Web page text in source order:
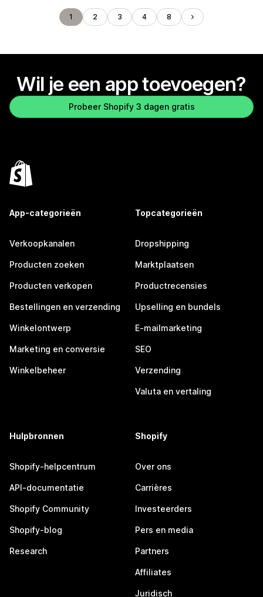
1 2 3 4 8
Wil je een app toevoegen?
Probeer Shopify 3 dagen gratis
App-categorieën
Verkoopkanalen
Producten zoeken
Producten verkopen
Bestellingen en verzending
Winkelontwerp
Marketing en conversie
Winkelbeheer
Topcategorieën
Dropshipping
Marktplaatsen
Productrecensies
Upselling en bundels
E-mailmarketing
SEO
Verzending
Valuta en vertaling
Hulpbronnen
Shopify-helpcentrum
API-documentatie
Shopify Community
Shopify-blog
Research
Shopify
Over ons
Carrières
Investeerders
Pers en media
Partners
Affiliates
Juridisch